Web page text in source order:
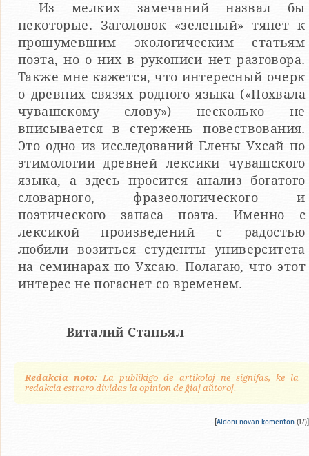
Из мелких замечаний назвал бы
некоторые. Заголовок «зеленый» тянет к
прошумевшим экологическим статьям
поэта, но о них в рукописи нет разговора.
Также мне кажется, что интересный очерк
о древних связях родного языка («Похвала
чувашскому слову») несколько не
вписывается в стержень повествования.
Это одно из исследований Елены Ухсай по
этимологии древней лексики чувашского
языка, а здесь просится анализ богатого
словарного, фразеологического и
поэтического запаса поэта. Именно с
лексикой произведений с радостью
любили возиться студенты университета
на семинарах по Ухсаю. Полагаю, что этот
интерес не погаснет со временем.
Виталий Станьял
Redakcia noto: La publikigo de artikoloj ne signifas, ke la
redakcia estraro dividas la opinion de ĝiaj aŭtoroj.
[Aldoni novan komenton (17)]